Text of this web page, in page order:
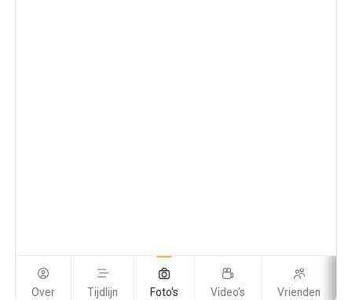
Over Tijdlijn Foto's Video's Vrienden